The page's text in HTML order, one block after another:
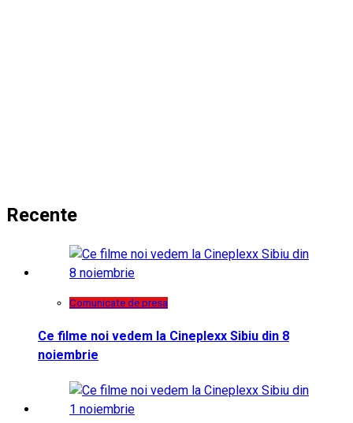
Recente
Comunicate de presa
Ce filme noi vedem la Cineplexx Sibiu din 8
noiembrie